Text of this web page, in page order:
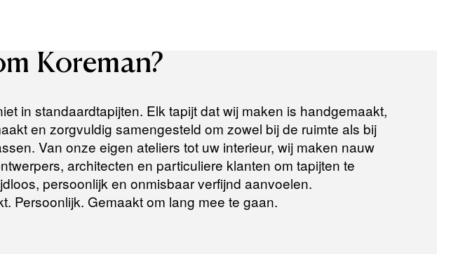
Koreman?
in standaardtapijten. Elk tapijt dat wij maken is handgemaakt,
en zorgvuldig samengesteld om zowel bij de ruimte als bij
Van onze eigen ateliers tot uw interieur, wij maken nauw
architecten en particuliere klanten om tapijten te
persoonlijk en onmisbaar verfijnd aanvoelen.
Persoonlijk. Gemaakt om lang mee te gaan.